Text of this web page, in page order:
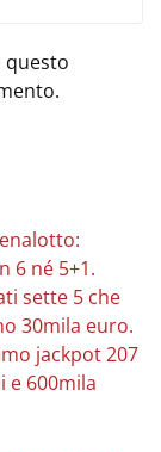
questo
6 né 5+1.
sette 5 che
30mila euro.
jackpot 207
e 600mila